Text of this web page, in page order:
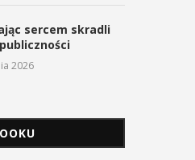
sercem skradli
2026